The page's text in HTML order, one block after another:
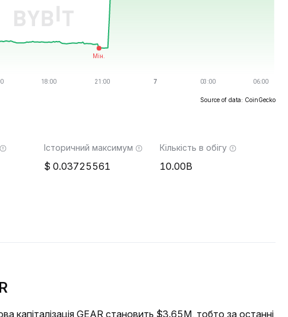
Source of data: CoinGecko
Історичний максимум
0.03725561
Кількість в обігу
10.00B
капіталізація GEAR становить $3.65M, тобто за останні